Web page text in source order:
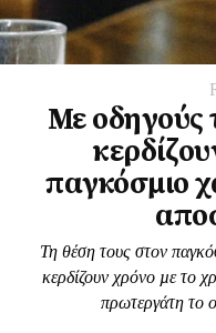
Με οδηγούς
παγκόσμιο
Τη θέση τους στον
κερδίζουν χρόνο µε το
πρωτεργάτη το